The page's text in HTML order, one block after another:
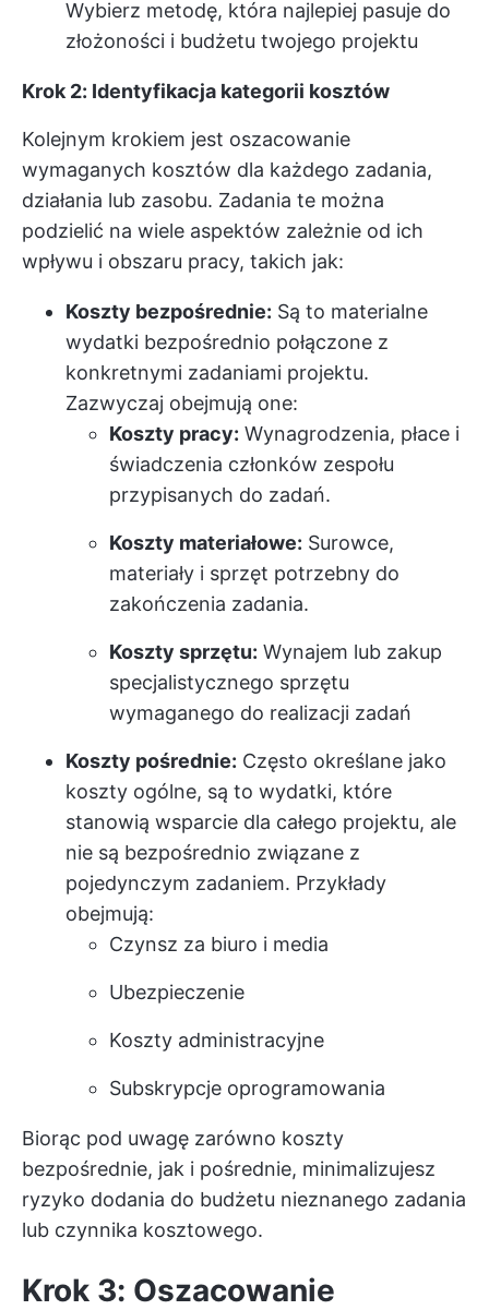
Wybierz metodę, która najlepiej pasuje do
złożoności i budżetu twojego projektu
Krok 2: Identyfikacja kategorii kosztów
Kolejnym krokiem jest oszacowanie
wymaganych kosztów dla każdego zadania,
działania lub zasobu. Zadania te można
podzielić na wiele aspektów zależnie od ich
wpływu i obszaru pracy, takich jak:
Koszty bezpośrednie: Są to materialne
wydatki bezpośrednio połączone z
konkretnymi zadaniami projektu.
Zazwyczaj obejmują one:
Koszty pracy: Wynagrodzenia, płace i
świadczenia członków zespołu
przypisanych do zadań.
Koszty materiałowe: Surowce,
materiały i sprzęt potrzebny do
zakończenia zadania.
Koszty sprzętu: Wynajem lub zakup
specjalistycznego sprzętu
wymaganego do realizacji zadań
Koszty pośrednie: Często określane jako
koszty ogólne, są to wydatki, które
stanowią wsparcie dla całego projektu, ale
nie są bezpośrednio związane z
pojedynczym zadaniem. Przykłady
obejmują:
Czynsz za biuro i media
Ubezpieczenie
Koszty administracyjne
Subskrypcje oprogramowania
Biorąc pod uwagę zarówno koszty
bezpośrednie, jak i pośrednie, minimalizujesz
ryzyko dodania do budżetu nieznanego zadania
lub czynnika kosztowego.
Krok 3: Oszacowanie